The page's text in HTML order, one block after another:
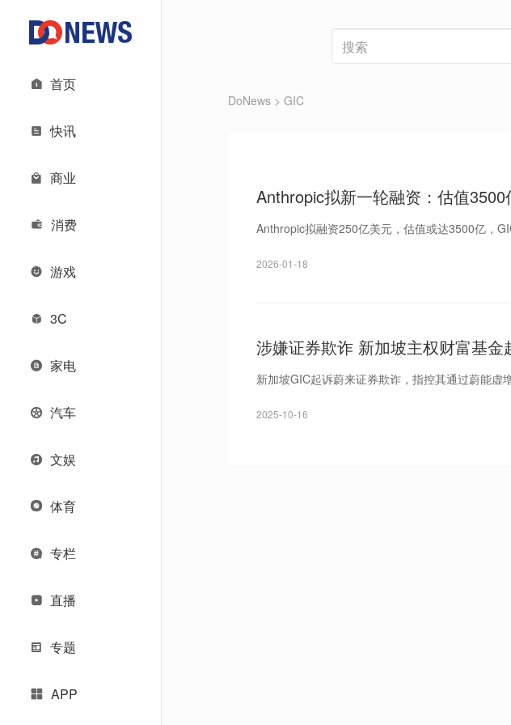
首页
快讯
商业
消费
游戏
3C
家电
汽车
文娱
体育
专栏
直播
专题
APP
DoNews > GIC
Anthropic拟新一轮融资：估值3500
Anthropic拟融资250亿美元，估值或达3500亿，
2026-01-18
涉嫌证券欺诈 新加坡主权财富基金
新加坡GIC起诉蔚来证券欺诈，指控其通过蔚能虚
2025-10-16